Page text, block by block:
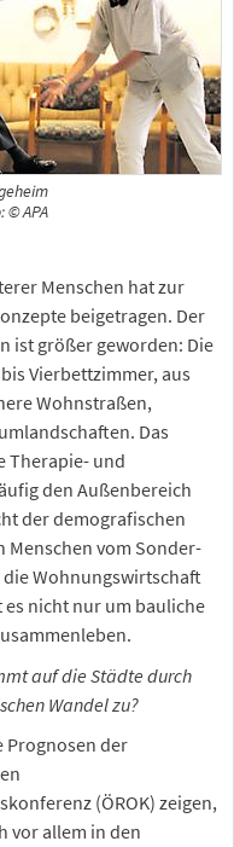
© APA
Menschen hat zur
beigetragen. Der
ist größer geworden: Die
Vierbettzimmer, aus
Wohnstraßen,
Das
Therapie- und
den Außenbereich
der demografischen
Menschen vom Sonder-
Wohnungswirtschaft
nicht nur um bauliche
auf die Städte durch
Wandel zu?
Prognosen der
(ÖROK) zeigen,
vor allem in den